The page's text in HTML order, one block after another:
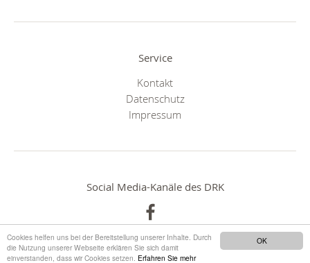
OK
Cookies helfen uns bei der Bereitstellung unserer Inhalte. Durch
die Nutzung unserer Webseite erklären Sie sich damit
einverstanden, dass wir Cookies setzen. Erfahren Sie mehr
Service
Kontakt
Datenschutz
Impressum
Social Media-Kanäle des DRK